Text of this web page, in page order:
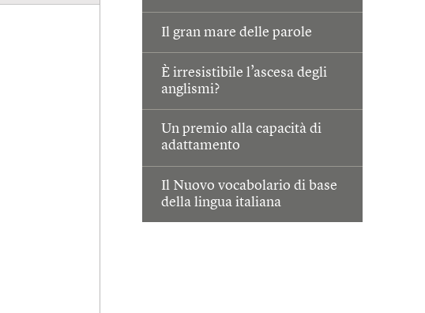
Il gran mare delle parole
È irresistibile l’ascesa degli
anglismi?
Un premio alla capacità di
adattamento
Il Nuovo vocabolario di base
della lingua italiana